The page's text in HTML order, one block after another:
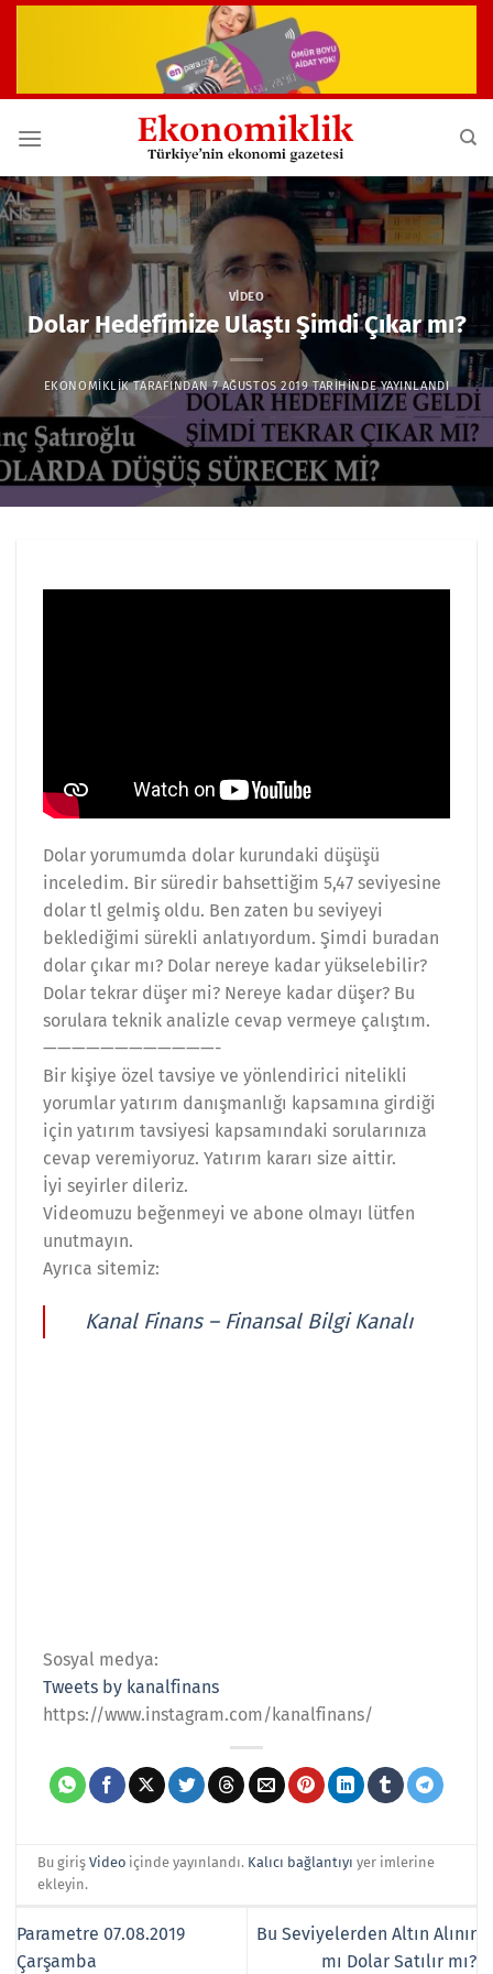
VIDEO
Dolar Hedefimize Ulaştı Şimdi Çıkar mı?
EKONOMIKLIKTARAFINDAN 7 AĞUSTOS 2019TARIHINDE YAYINLANDI
Dolar yorumumda dolar kurundaki düşüşü
inceledim. Bir süredir bahsettiğim 5,47 seviyesine
dolar tl gelmiş oldu. Ben zaten bu seviyeyi
beklediğimi sürekli anlatıyordum. Şimdi buradan
dolar çıkar mı? Dolar nereye kadar yükselebilir?
Dolar tekrar düşer mi? Nereye kadar düşer? Bu
sorulara teknik analizle cevap vermeye çalıştım.
————————————-
Bir kişiye özel tavsiye ve yönlendirici nitelikli
yorumlar yatırım danışmanlığı kapsamına girdiği
için yatırım tavsiyesi kapsamındaki sorularınıza
cevap veremiyoruz. Yatırım kararı size aittir.
İyi seyirler dileriz.
Videomuzu beğenmeyi ve abone olmayı lütfen
unutmayın.
Ayrıca sitemiz:
Kanal Finans – Finansal Bilgi Kanalı
Sosyal medya:
Tweets by kanalfinans
https://www.instagram.com/kanalfinans/
Bu girişVideo içinde yayınlandı. Kalıcı bağlantıyı yer imlerine
ekleyin.
Parametre 07.08.2019
Çarşamba
Bu Seviyelerden Altın Alınır
mı Dolar Satılır mı?